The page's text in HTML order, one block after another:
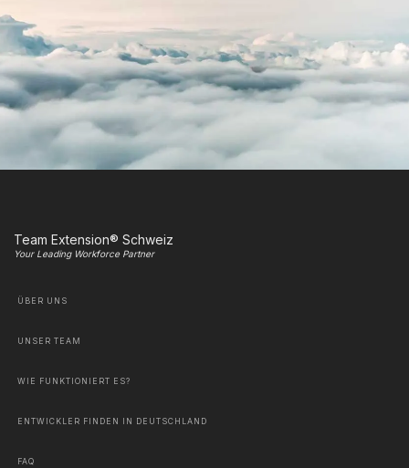
Team Extension® Schweiz
Your Leading Workforce Partner
ÜBER UNS
UNSER TEAM
WIE FUNKTIONIERT ES?
ENTWICKLER FINDEN IN DEUTSCHLAND
FAQ